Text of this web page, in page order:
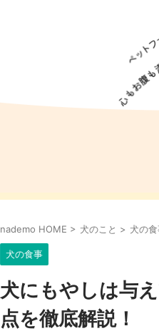
犬のこと
犬のしつけ
犬の
猫のこと
猫のしつけ
猫の
ペットフ
nademo HOME > 犬のこと > 犬の
犬の食事
犬にもやしは与
点を徹底解説！